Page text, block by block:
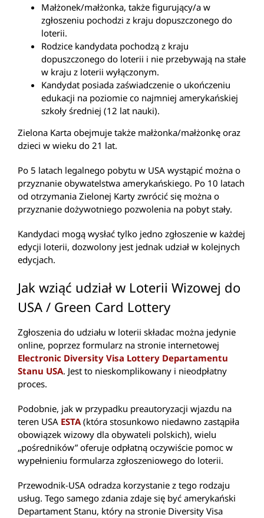
Małżonek/małżonka, także figurujący/a w
zgłoszeniu pochodzi z kraju dopuszczonego do
loterii.
Rodzice kandydata pochodzą z kraju
dopuszczonego do loterii i nie przebywają na stałe
w kraju z loterii wyłączonym.
Kandydat posiada zaświadczenie o ukończeniu
edukacji na poziomie co najmniej amerykańskiej
szkoły średniej (12 lat nauki).
Zielona Karta obejmuje także małżonka/małżonkę oraz
dzieci w wieku do 21 lat.
Po 5 latach legalnego pobytu w USA wystąpić można o
przyznanie obywatelstwa amerykańskiego. Po 10 latach
od otrzymania Zielonej Karty zwrócić się można o
przyznanie dożywotniego pozwolenia na pobyt stały.
Kandydaci mogą wysłać tylko jedno zgłoszenie w każdej
edycji loterii, dozwolony jest jednak udział w kolejnych
edycjach.
Jak wziąć udział w Loterii Wizowej do
USA / Green Card Lottery
Zgłoszenia do udziału w loterii składac można jedynie
online, poprzez formularz na stronie internetowej
Electronic Diversity Visa Lottery Departamentu
Stanu USA. Jest to nieskomplikowany i nieodpłatny
proces.
Podobnie, jak w przypadku preautoryzacji wjazdu na
teren USA ESTA(która stosunkowo niedawno zastąpiła
obowiązek wizowy dla obywateli polskich), wielu
„pośredników” oferuje odpłatną oczywiście pomoc w
wypełnieniu formularza zgłoszeniowego do loterii.
Przewodnik-USA odradza korzystanie z tego rodzaju
usług. Tego samego zdania zdaje się być amerykański
Departament Stanu, który na stronie Diversity Visa